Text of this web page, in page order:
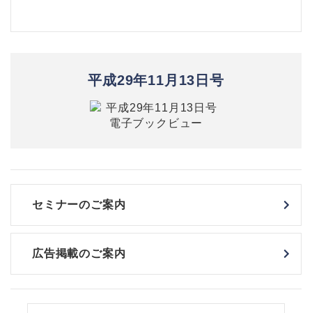
平成29年11月13日号
セミナーのご案内
広告掲載のご案内